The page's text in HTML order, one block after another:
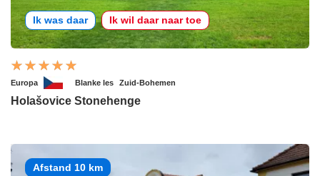
Ik was daar Ik wil daar naar toe
Europa Blanke les Zuid-Bohemen
Holašovice Stonehenge
Afstand 10 km